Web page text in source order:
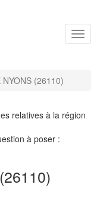
NYONS (26110)
relatives à la région
à poser :
(26110)